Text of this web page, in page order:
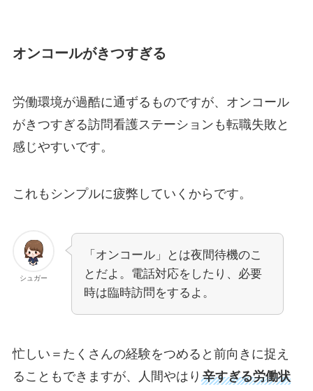
オンコールがきつすぎる
労働環境が過酷に通ずるものですが、オンコール
がきつすぎる訪問看護ステーションも転職失敗と
感じやすいです。
これもシンプルに疲弊していくからです。
シュガー
「オンコール」とは夜間待機のこ
とだよ。電話対応をしたり、必要
時は臨時訪問をするよ。
忙しい＝たくさんの経験をつめると前向きに捉え
ることもできますが、人間やはり 辛すぎる労働状